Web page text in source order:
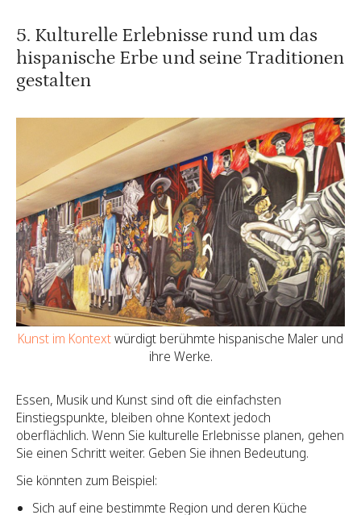
5. Kulturelle Erlebnisse rund um das
hispanische Erbe und seine Traditionen
gestalten
Kunst im Kontextwürdigt berühmte hispanische Maler und
ihre Werke.
Essen, Musik und Kunst sind oft die einfachsten
Einstiegspunkte, bleiben ohne Kontext jedoch
oberflächlich. Wenn Sie kulturelle Erlebnisse planen, gehen
Sie einen Schritt weiter. Geben Sie ihnen Bedeutung.
Sie könnten zum Beispiel:
Sich auf eine bestimmte Region und deren Küche